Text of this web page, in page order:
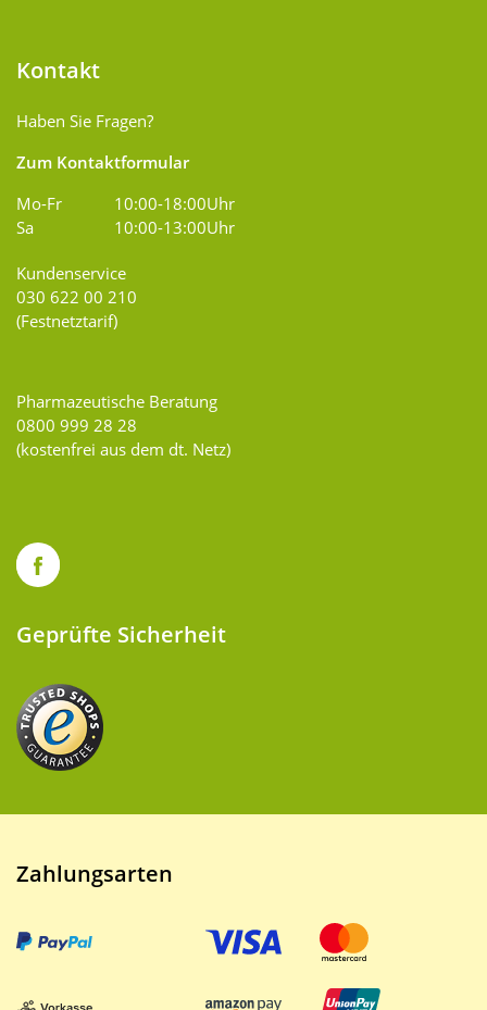
Kontakt
Haben Sie Fragen?
Zum Kontaktformular
Mo-Fr
10:00-18:00Uhr
Sa
10:00-13:00Uhr
Kundenservice
030 622 00 210
(Festnetztarif)
Pharmazeutische Beratung
0800 999 28 28
(kostenfrei aus dem dt. Netz)
Geprüfte Sicherheit
Zahlungsarten